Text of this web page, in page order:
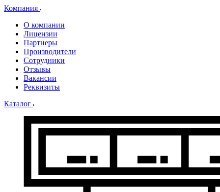
Компания
О компании
Лицензии
Партнеры
Производители
Сотрудники
Отзывы
Вакансии
Реквизиты
Каталог